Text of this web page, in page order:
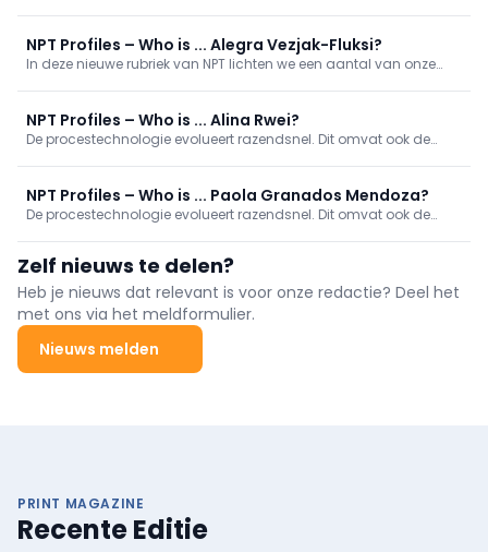
1 september en volgt Yves Verschueren op.
NPT Profiles – Who is ... Alegra Vezjak-Fluksi?
In deze nieuwe rubriek van NPT lichten we een aantal van onze
bijdragen. Wie is ... Alegra Vezjak-Fluksi?
NPT Profiles – Who is ... Alina Rwei?
De procestechnologie evolueert razendsnel. Dit omvat ook de
een aantal van onze collega-procestechnologen uit.
NPT Profiles – Who is ... Paola Granados Mendoza?
De procestechnologie evolueert razendsnel. Dit omvat ook de
een aantal van onze collega-procestechnologen uit.
Zelf nieuws te delen?
Heb je nieuws dat relevant is voor onze redactie? Deel het
met ons via het meldformulier.
Nieuws melden
PRINT MAGAZINE
Recente Editie